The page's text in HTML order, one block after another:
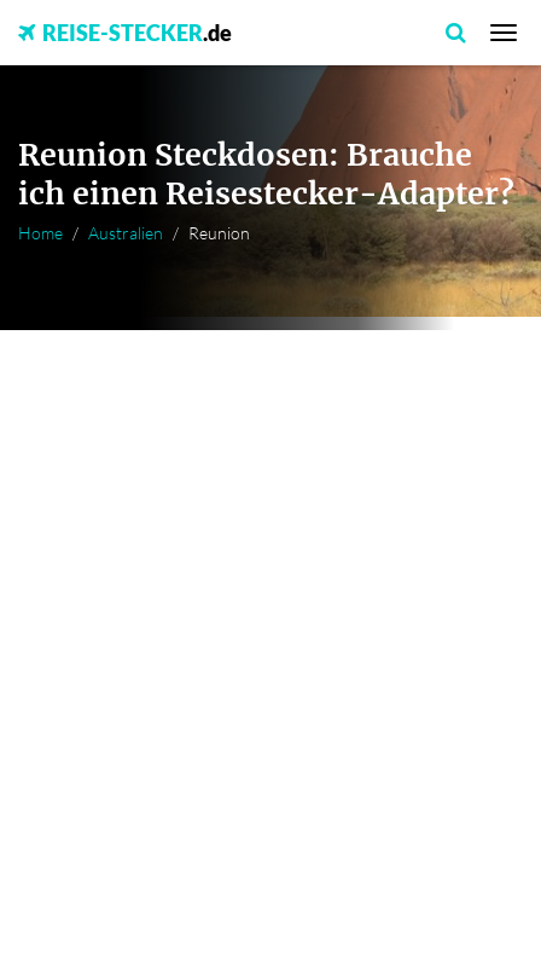
REISE-STECKER.de
Reunion Steckdosen: Brauche
ich einen Reisestecker-Adapter?
Home Australien Reunion